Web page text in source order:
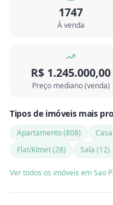
1747
À venda
R$ 1.245.000,00
Preço mediano (venda)
Tipos de imóveis mais
Apartamento(808) Casa
Flat/Kitnet(28) Sala (12)
Ver todos os imóveis emSao